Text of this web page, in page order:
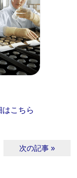
こちら
次の記事 »